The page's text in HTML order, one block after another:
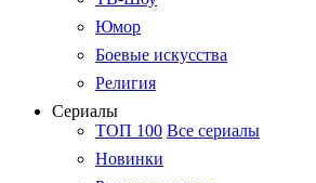
Юмор
Боевые искусства
Религия
Сериалы
ТОП 100 Все сериалы
Новинки